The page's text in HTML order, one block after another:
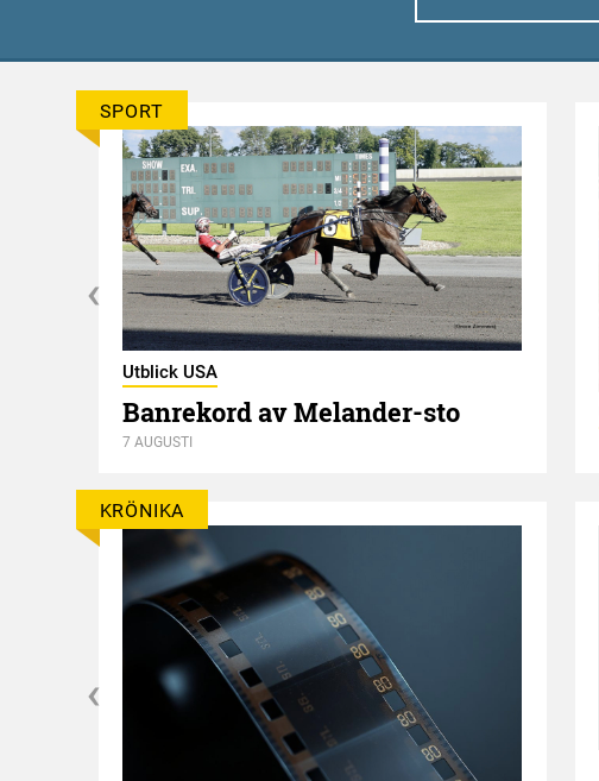
SPORT
Utblick USA
Banrekord av Melander-sto
7 AUGUSTI
KRÖNIKA